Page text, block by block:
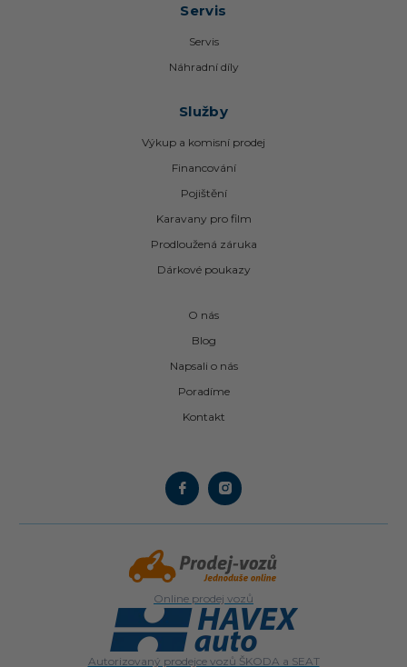
Servis
Servis
Náhradní díly
Služby
Výkup a komisní prodej
Financování
Pojištění
Karavany pro film
Prodloužená záruka
Dárkové poukazy
O nás
Blog
Napsali o nás
Poradíme
Kontakt
Online prodej vozů
Autorizovaný prodejce vozů ŠKODA a SEAT